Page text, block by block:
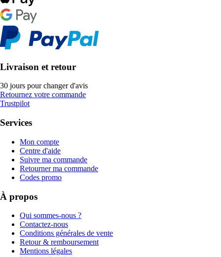
Livraison et retour
30 jours pour changer d'avis
Retournez votre commande
Trustpilot
Services
Mon compte
Centre d'aide
Suivre ma commande
Retourner ma commande
Codes promo
À propos
Qui sommes-nous ?
Contactez-nous
Conditions générales de vente
Retour & remboursement
Mentions légales